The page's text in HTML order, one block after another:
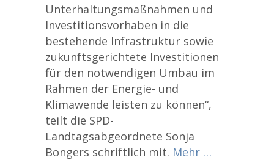
Unterhaltungsmaßnahmen und
Investitionsvorhaben in die
bestehende Infrastruktur sowie
zukunftsgerichtete Investitionen
für den notwendigen Umbau im
Rahmen der Energie- und
Klimawende leisten zu können“,
teilt die SPD-
Landtagsabgeordnete Sonja
Bongers schriftlich mit. Mehr …